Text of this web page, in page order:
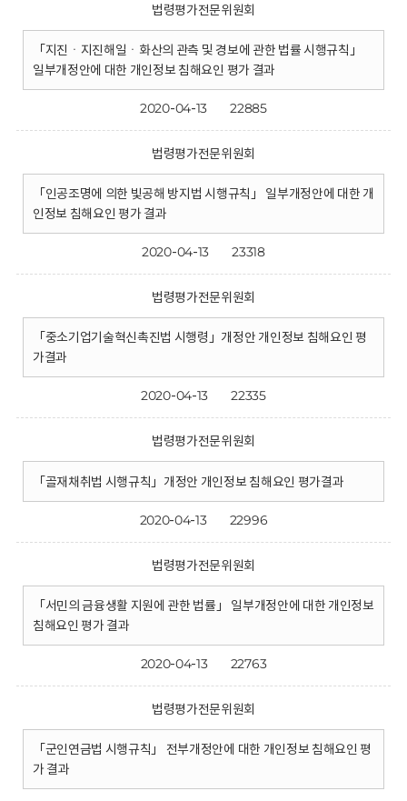
법령평가전문위원회
「지진ㆍ지진해일ㆍ화산의 관측 및 경보에 관한 법률 시행규칙」
일부개정안에 대한 개인정보 침해요인 평가 결과
2020-04-13 22885
법령평가전문위원회
「인공조명에 의한 빛공해 방지법 시행규칙」 일부개정안에 대한 개
인정보 침해요인 평가 결과
2020-04-13 23318
법령평가전문위원회
「중소기업기술혁신촉진법 시행령」개정안 개인정보 침해요인 평
가결과
2020-04-13 22335
법령평가전문위원회
「골재채취법 시행규칙」개정안 개인정보 침해요인 평가결과
2020-04-13 22996
법령평가전문위원회
「서민의 금융생활 지원에 관한 법률」 일부개정안에 대한 개인정보
침해요인 평가 결과
2020-04-13 22763
법령평가전문위원회
「군인연금법 시행규칙」 전부개정안에 대한 개인정보 침해요인 평
가 결과